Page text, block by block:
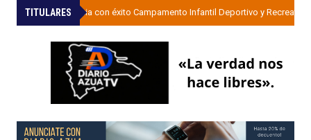
TITULARES
»UDESA inicia con éxito Campamento Infantil Deportivo y